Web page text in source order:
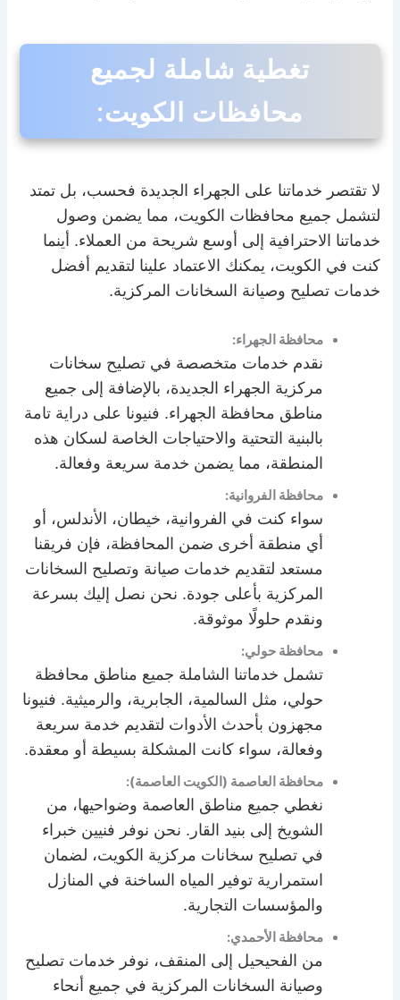
تغطية شاملة لجميع
محافظات الكويت:
لا تقتصر خدماتنا على الجهراء الجديدة فحسب، بل تمتد
لتشمل جميع محافظات الكويت، مما يضمن وصول
خدماتنا الاحترافية إلى أوسع شريحة من العملاء. أينما
كنت في الكويت، يمكنك الاعتماد علينا لتقديم أفضل
خدمات تصليح وصيانة السخانات المركزية.
محافظة الجهراء:
نقدم خدمات متخصصة في تصليح سخانات
مركزية الجهراء الجديدة، بالإضافة إلى جميع
مناطق محافظة الجهراء. فنيونا على دراية تامة
بالبنية التحتية والاحتياجات الخاصة لسكان هذه
المنطقة، مما يضمن خدمة سريعة وفعالة.
محافظة الفروانية:
سواء كنت في الفروانية، خيطان، الأندلس، أو
أي منطقة أخرى ضمن المحافظة، فإن فريقنا
مستعد لتقديم خدمات صيانة وتصليح السخانات
المركزية بأعلى جودة. نحن نصل إليك بسرعة
ونقدم حلولًا موثوقة.
محافظة حولي:
تشمل خدماتنا الشاملة جميع مناطق محافظة
حولي، مثل السالمية، الجابرية، والرميثية. فنيونا
مجهزون بأحدث الأدوات لتقديم خدمة سريعة
وفعالة، سواء كانت المشكلة بسيطة أو معقدة.
محافظة العاصمة (الكويت العاصمة):
نغطي جميع مناطق العاصمة وضواحيها، من
الشويخ إلى بنيد القار. نحن نوفر فنيين خبراء
في تصليح سخانات مركزية الكويت، لضمان
استمرارية توفير المياه الساخنة في المنازل
والمؤسسات التجارية.
محافظة الأحمدي:
من الفحيحيل إلى المنقف، نوفر خدمات تصليح
وصيانة السخانات المركزية في جميع أنحاء